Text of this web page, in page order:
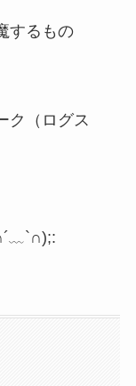
するもの
ク（ログス